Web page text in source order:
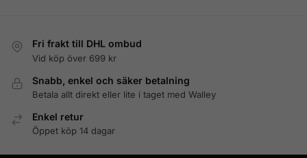
Fri frakt till DHL ombud
Vid köp över 699 kr
Snabb, enkel och säker betalning
Betala allt direkt eller lite i taget med Walley
Enkel retur
Öppet köp 14 dagar